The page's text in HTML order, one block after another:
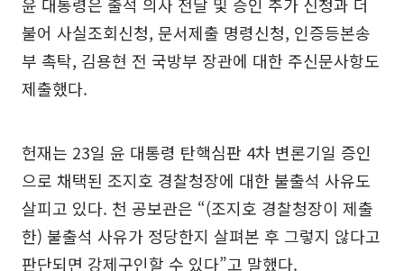
불어 사실조회신청, 문서제출 명령신청, 인증등본송
부 촉탁, 김용현 전 국방부 장관에 대한 주신문사항도
제출했다.
헌재는 23일 윤 대통령 탄핵심판 4차 변론기일 증인
으로 채택된 조지호 경찰청장에 대한 불출석 사유도
살피고 있다. 천 공보관은 “(조지호 경찰청장이 제출
한) 불출석 사유가 정당한지 살펴본 후 그렇지 않다고
판단되면 강제구인할 수 있다”고 말했다.